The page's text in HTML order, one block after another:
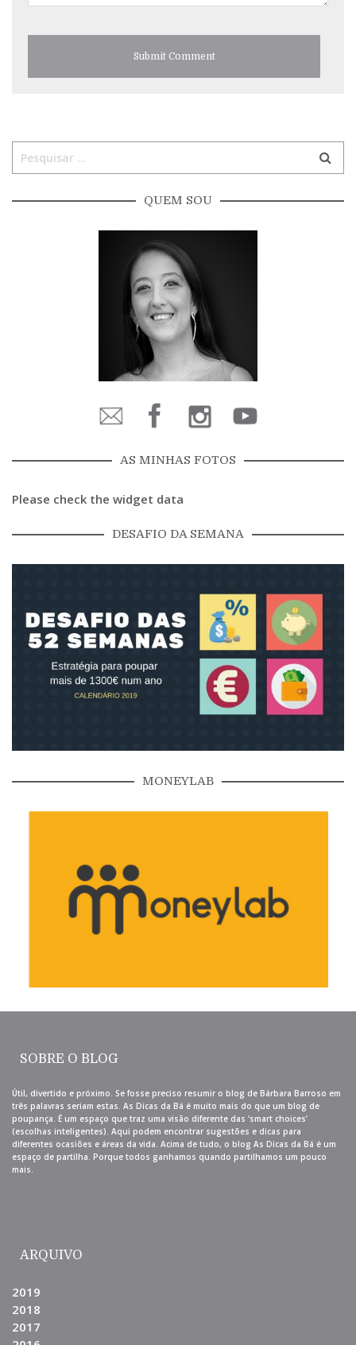
QUEM SOU
AS MINHAS FOTOS
Please check the widget data
DESAFIO DA SEMANA
MONEYLAB
SOBRE O BLOG
Útil, divertido e próximo. Se fosse preciso resumir o blog de Bárbara Barroso em
três palavras seriam estas. As Dicas da Bá é muito mais do que um blog de
poupança. É um espaço que traz uma visão diferente das ‘smart choices’
(escolhas inteligentes). Aqui podem encontrar sugestões e dicas para
diferentes ocasiões e áreas da vida. Acima de tudo, o blog As Dicas da Bá é um
espaço de partilha. Porque todos ganhamos quando partilhamos um pouco
mais.
ARQUIVO
2019
2018
2017